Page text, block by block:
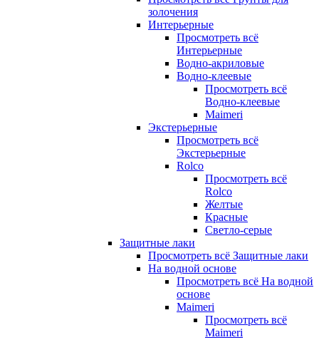
золочения
Интерьерные
Просмотреть всё
Интерьерные
Водно-акриловые
Водно-клеевые
Просмотреть всё
Водно-клеевые
Maimeri
Экстерьерные
Просмотреть всё
Экстерьерные
Rolco
Просмотреть всё
Rolco
Желтые
Красные
Светло-серые
Защитные лаки
Просмотреть всё Защитные лаки
На водной основе
Просмотреть всё На водной
основе
Maimeri
Просмотреть всё
Maimeri